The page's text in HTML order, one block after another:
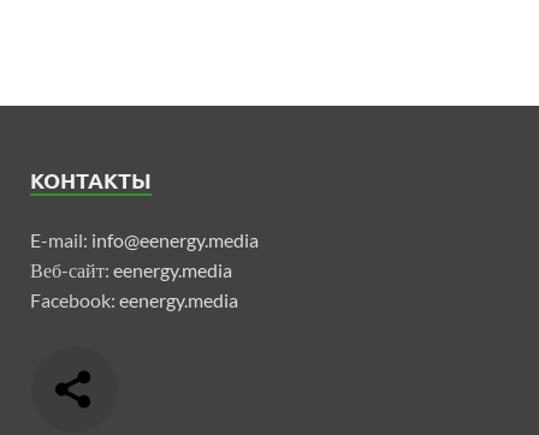
КОНТАКТЫ
E-mail: info@eenergy.media
Веб-сайт: eenergy.media
Facebook: eenergy.media